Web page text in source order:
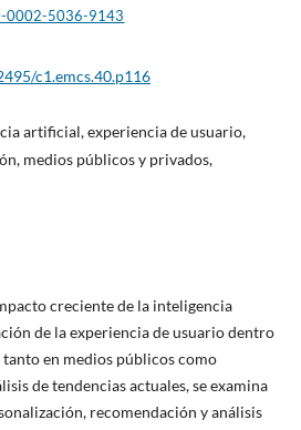
0002-5036-9143
c1.emcs.40.p116
artificial, experiencia de usuario,
medios públicos y privados,
creciente de la inteligencia
de la experiencia de usuario dentro
en medios públicos como
de tendencias actuales, se examina
recomendación y análisis